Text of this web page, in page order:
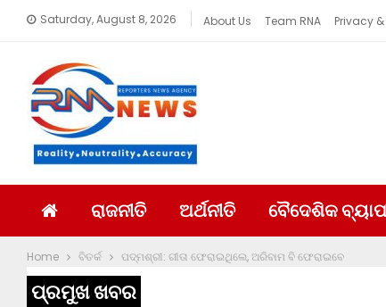
Saturday, August 8, 2026 About Us Team RNA Privacy
ରାଜନୀତି ଅର୍ଥନୀତି ବୈଦେଶିକ
Home ବିତର୍କ ପଦ୍ମଶ୍ରୀ: ଗୀତା ଫେରାଇଥିଲେ, ଅରିବାମ ବି ଫେରାଇବେ
ପ୍ରମୁଖ ଖବର